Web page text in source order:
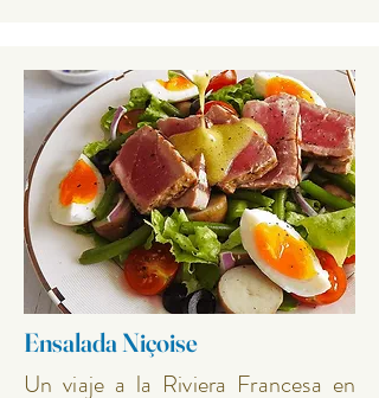
Ensalada Niçoise
Un viaje a la Riviera Francesa en